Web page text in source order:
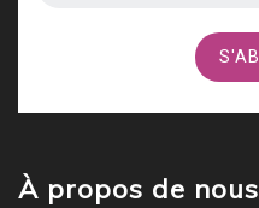
À propos de nous